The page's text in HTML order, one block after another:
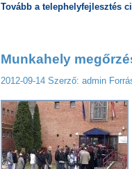
Tovább a telephelyfejlesztés
Munkahely
2012-09-14 Szerző: admin